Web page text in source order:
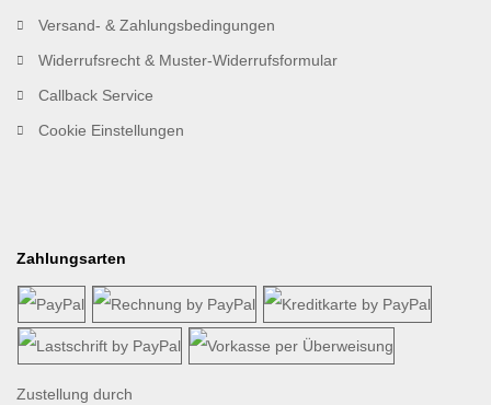
Versand- & Zahlungsbedingungen
Widerrufsrecht & Muster-Widerrufsformular
Callback Service
Cookie Einstellungen
Zahlungsarten
Zustellung durch